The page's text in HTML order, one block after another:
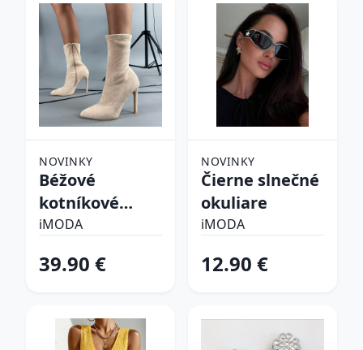
NOVINKY
Béžové
kotníkové
čižmy
iMODA
39.90 €
NOVINKY
Čierne slnečné
okuliare
iMODA
12.90 €